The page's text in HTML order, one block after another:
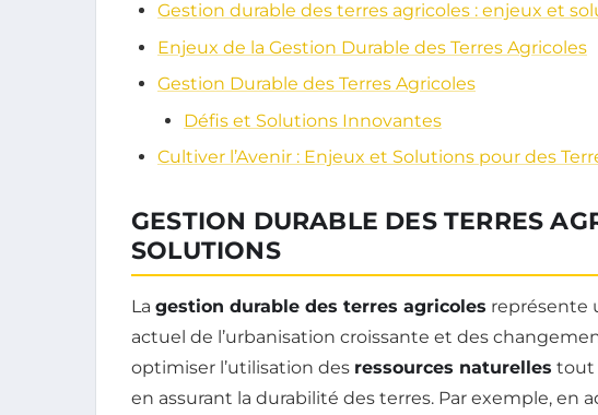
Gestion durable des terres agricoles : enjeux et
Enjeux de la Gestion Durable des Terres Agricoles
Gestion Durable des Terres Agricoles
Défis et Solutions Innovantes
Cultiver l’Avenir : Enjeux et Solutions pour des
GESTION DURABLE DES TERRES
SOLUTIONS
La gestion durable des terres agricoles représente
actuel de l’urbanisation croissante et des
optimiser l’utilisation des ressources naturelles tout
en assurant la durabilité des terres. Par exemple, en